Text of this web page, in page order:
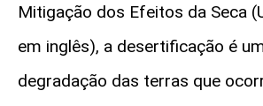
Mitigação dos Efeitos da Seca
em inglês), a desertificação é
degradação das terras que